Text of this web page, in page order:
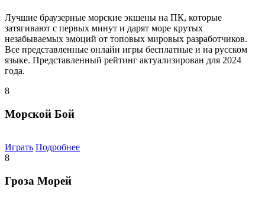
Лучшие браузерные морские экшены на ПК, которые
затягивают с первых минут и дарят море крутых
незабываемых эмоций от топовых мировых разработчиков.
Все представленные онлайн игры бесплатные и на русском
языке. Представленный рейтинг актуализирован для 2024
года.
8
Морской Бой
Играть Подробнее
8
Гроза Морей